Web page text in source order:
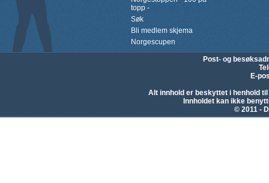
topp -
Søk
Bli medlem skjema
Norgescupen
Post- og
E-
Alt innhold er beskyttet i henhold
Innholdet kan ikke
© 2011 -